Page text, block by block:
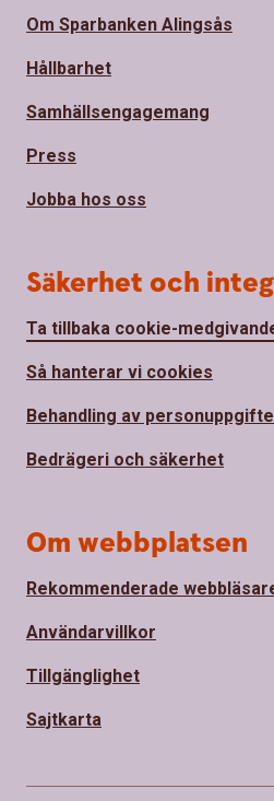
Om Sparbanken Alingsås
Hållbarhet
Samhällsengagemang
Press
Jobba hos oss
Säkerhet och
Ta tillbaka cookie-
Så hanterar vi cookies
Behandling av
Bedrägeri och säkerhet
Om webbplatsen
Rekommenderade
Användarvillkor
Tillgänglighet
Sajtkarta